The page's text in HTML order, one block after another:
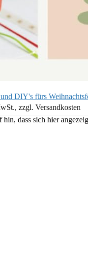
DIY's fürs
zzgl. Versandkosten
dass sich hier